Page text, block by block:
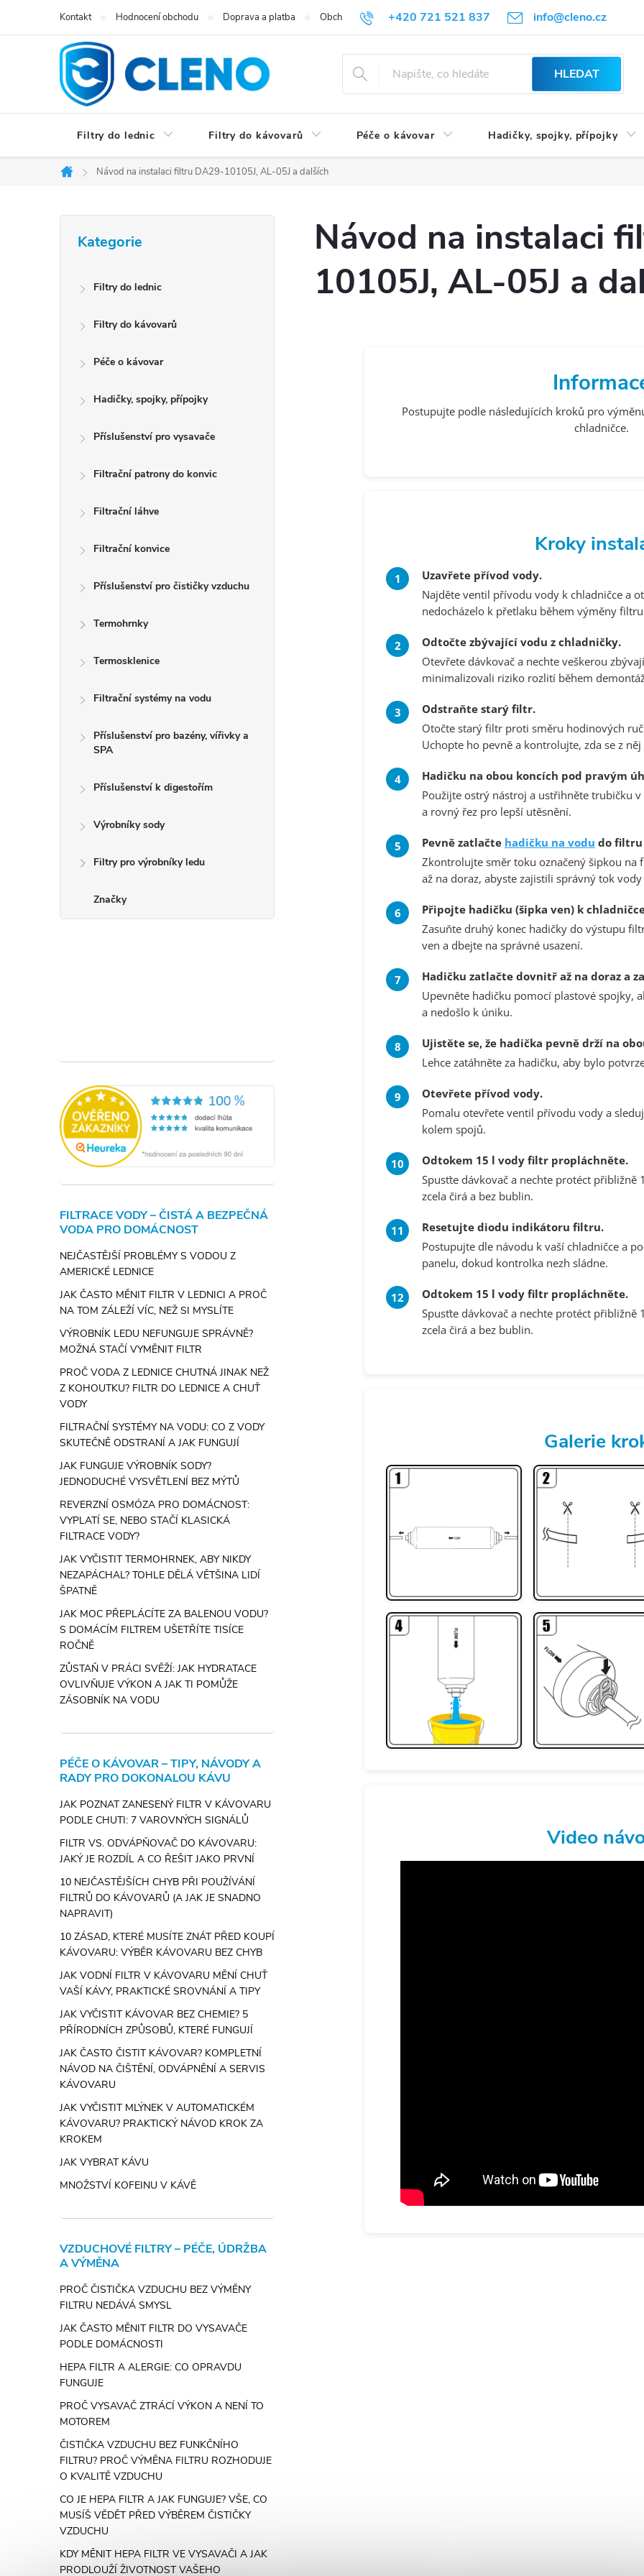
+420 721 521 837 info@cleno.cz
Kontakt Hodnocení obchodu Doprava a platba Obchodní podmínky Reklamace a vrácení zboží Podmínky ochrany
HLEDAT
Filtry do lednic Filtry do kávovarů Péče o kávovar Hadičky, spojky, přípojky
Domů
Návod na instalaci filtru DA29-10105J, AL-05J a dalších
kategorie
Kategorie
Filtry do lednic
Filtry do kávovarů
Péče o kávovar
Hadičky, spojky, přípojky
Příslušenství pro vysavače
Filtrační patrony do konvic
Filtrační láhve
Filtrační konvice
Příslušenství pro čističky vzduchu
Termohrnky
Termosklenice
Filtrační systémy na vodu
Příslušenství pro bazény, vířivky a
SPA
Příslušenství k digestořím
Výrobníky sody
Filtry pro výrobníky ledu
Značky
FILTRACE VODY – ČISTÁ A BEZPEČNÁ
VODA PRO DOMÁCNOST
NEJČASTĚJŠÍ PROBLÉMY S VODOU Z
AMERICKÉ LEDNICE
JAK ČASTO MĚNIT FILTR V LEDNICI A PROČ
NA TOM ZÁLEŽÍ VÍC, NEŽ SI MYSLÍTE
VÝROBNÍK LEDU NEFUNGUJE SPRÁVNĚ?
MOŽNÁ STAČÍ VYMĚNIT FILTR
PROČ VODA Z LEDNICE CHUTNÁ JINAK NEŽ
Z KOHOUTKU? FILTR DO LEDNICE A CHUŤ
VODY
FILTRAČNÍ SYSTÉMY NA VODU: CO Z VODY
SKUTEČNĚ ODSTRANÍ A JAK FUNGUJÍ
JAK FUNGUJE VÝROBNÍK SODY?
JEDNODUCHÉ VYSVĚTLENÍ BEZ MÝTŮ
REVERZNÍ OSMÓZA PRO DOMÁCNOST:
VYPLATÍ SE, NEBO STAČÍ KLASICKÁ
FILTRACE VODY?
JAK VYČISTIT TERMOHRNEK, ABY NIKDY
NEZAPÁCHAL? TOHLE DĚLÁ VĚTŠINA LIDÍ
ŠPATNĚ
JAK MOC PŘEPLÁCÍTE ZA BALENOU VODU?
S DOMÁCÍM FILTREM UŠETŘÍTE TISÍCE
ROČNĚ
ZŮSTAŇ V PRÁCI SVĚŽÍ: JAK HYDRATACE
OVLIVŇUJE VÝKON A JAK TI POMŮŽE
ZÁSOBNÍK NA VODU
PÉČE O KÁVOVAR – TIPY, NÁVODY A
RADY PRO DOKONALOU KÁVU
JAK POZNAT ZANESENÝ FILTR V KÁVOVARU
PODLE CHUTI: 7 VAROVNÝCH SIGNÁLŮ
FILTR VS. ODVÁPŇOVAČ DO KÁVOVARU:
JAKÝ JE ROZDÍL A CO ŘEŠIT JAKO PRVNÍ
10 NEJČASTĚJŠÍCH CHYB PŘI POUŽÍVÁNÍ
FILTRŮ DO KÁVOVARŮ (A JAK JE SNADNO
NAPRAVIT)
10 ZÁSAD, KTERÉ MUSÍTE ZNÁT PŘED KOUPÍ
KÁVOVARU: VÝBĚR KÁVOVARU BEZ CHYB
JAK VODNÍ FILTR V KÁVOVARU MĚNÍ CHUŤ
VAŠÍ KÁVY, PRAKTICKÉ SROVNÁNÍ A TIPY
JAK VYČISTIT KÁVOVAR BEZ CHEMIE? 5
PŘÍRODNÍCH ZPŮSOBŮ, KTERÉ FUNGUJÍ
JAK ČASTO ČISTIT KÁVOVAR? KOMPLETNÍ
NÁVOD NA ČIŠTĚNÍ, ODVÁPNĚNÍ A SERVIS
KÁVOVARU
JAK VYČISTIT MLÝNEK V AUTOMATICKÉM
KÁVOVARU? PRAKTICKÝ NÁVOD KROK ZA
KROKEM
JAK VYBRAT KÁVU
MNOŽSTVÍ KOFEINU V KÁVĚ
VZDUCHOVÉ FILTRY – PÉČE, ÚDRŽBA
A VÝMĚNA
PROČ ČISTIČKA VZDUCHU BEZ VÝMĚNY
FILTRU NEDÁVÁ SMYSL
JAK ČASTO MĚNIT FILTR DO VYSAVAČE
PODLE DOMÁCNOSTI
HEPA FILTR A ALERGIE: CO OPRAVDU
FUNGUJE
PROČ VYSAVAČ ZTRÁCÍ VÝKON A NENÍ TO
MOTOREM
ČISTIČKA VZDUCHU BEZ FUNKČNÍHO
FILTRU? PROČ VÝMĚNA FILTRU ROZHODUJE
O KVALITĚ VZDUCHU
CO JE HEPA FILTR A JAK FUNGUJE? VŠE, CO
MUSÍŠ VĚDĚT PŘED VÝBĚREM ČISTIČKY
VZDUCHU
KDY MĚNIT HEPA FILTR VE VYSAVAČI A JAK
PRODLOUŽÍ ŽIVOTNOST VAŠEHO
Návod na instalaci
10105J, AL-05J a
Postupujte podle následujících kroků pro
chladničce.
Kroky
Uzavřete přívod vody.
Najděte ventil přívodu vody k chladničce a
nedocházelo k přetlaku během výměny
Odtočte zbývající vodu z chladničky.
Otevřete dávkovač a nechte veškerou
minimalizovali riziko rozlití během
Odstraňte starý filtr.
Otočte starý filtr proti směru hodinových
Uchopte ho pevně a kontrolujte, zda se z
Hadičku na obou koncích pod pravým
Použijte ostrý nástroj a ustřihněte trubičku
a rovný řez pro lepší utěsnění.
Pevně zatlačte hadičku na vodu do filtru
Zkontrolujte směr toku označený šipkou na
až na doraz, abyste zajistili správný tok
Připojte hadičku (šipka ven) k
Zasuňte druhý konec hadičky do výstupu
ven a dbejte na správné usazení.
Hadičku zatlačte dovnitř až na doraz a
Upevněte hadičku pomocí plastové spojky,
a nedošlo k úniku.
Ujistěte se, že hadička pevně drží na
Lehce zatáhněte za hadičku, aby bylo
Otevřete přívod vody.
Pomalu otevřete ventil přívodu vody a
kolem spojů.
Odtokem 15 l vody filtr propláchněte.
Spusťte dávkovač a nechte protéct
zcela čirá a bez bublin.
Resetujte diodu indikátoru filtru.
Postupujte dle návodu k vaší chladničce a
panelu, dokud kontrolka nezh sládne.
Odtokem 15 l vody filtr propláchněte.
Spusťte dávkovač a nechte protéct
zcela čirá a bez bublin.
Galerie
Video